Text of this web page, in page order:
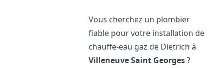
Vous cherchez un plombier
fiable pour votre installation de
chauffe-eau gaz de Dietrich à
Villeneuve Saint Georges?